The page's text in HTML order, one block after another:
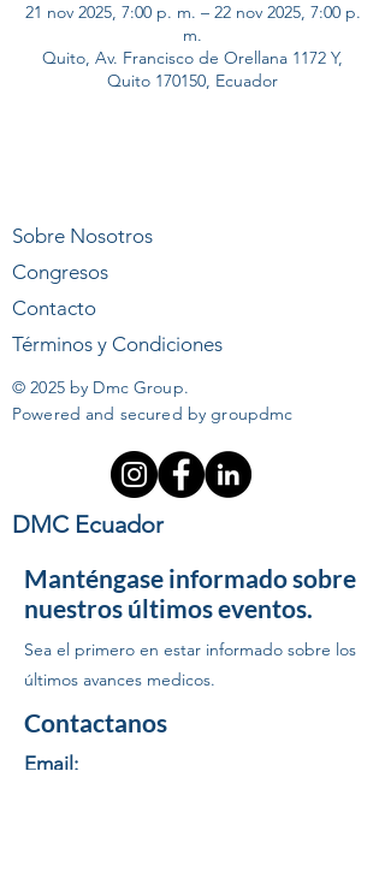
21 nov 2025, 7:00 p. m. – 22 nov 2025, 7:00 p.
m.
Quito, Av. Francisco de Orellana 1172 Y,
Quito 170150, Ecuador
Sobre Nosotros
Congresos
Contacto
Términos y Condiciones
© 2025 by Dmc Group.
Powered and secured by groupdmc
DMC Ecuador
Manténgase informado sobre
nuestros últimos eventos.
Sea el primero en estar informado sobre los
últimos avances medicos.
Contactanos
Email: